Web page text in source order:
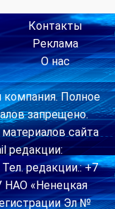
Контакты
Реклама
О нас
Полное
запрещено.
сайта
редакции:
редакции.: +7
НАО «Ненецкая
Эл №